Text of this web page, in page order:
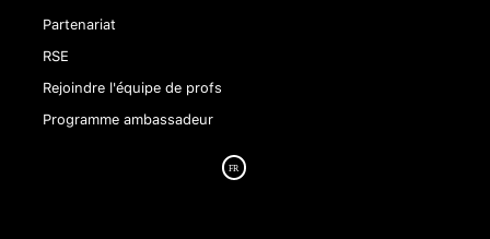
Partenariat
RSE
Rejoindre l'équipe de profs
Programme ambassadeur